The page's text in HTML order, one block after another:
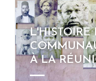
L'HISTOIRE
À LA